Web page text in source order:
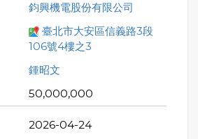
鈞興機電股份有限公司
臺北市大安區信義路3段
106號4樓之3
鍾昭文
50,000,000
2026-04-24